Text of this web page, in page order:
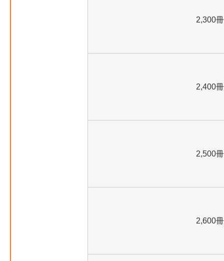
2,300冊
2,400冊
2,500冊
2,600冊